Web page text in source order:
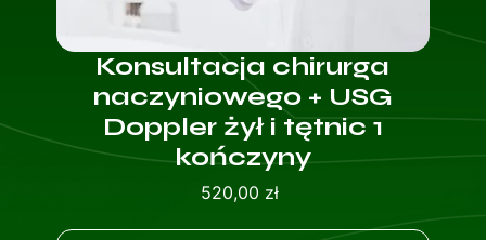
Konsultacja chirurga
naczyniowego + USG
Doppler żył i tętnic 1
kończyny
520,00 złCena